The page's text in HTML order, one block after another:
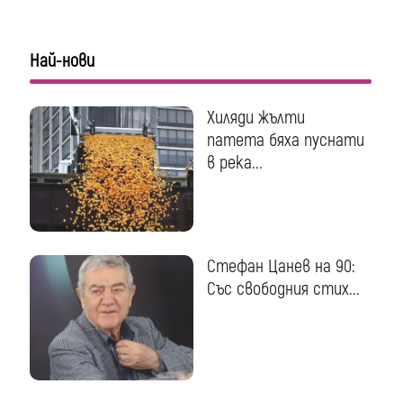
Най-нови
Хиляди жълти
патета бяха пуснати
в река...
Стефан Цанев на 90:
Със свободния стих...